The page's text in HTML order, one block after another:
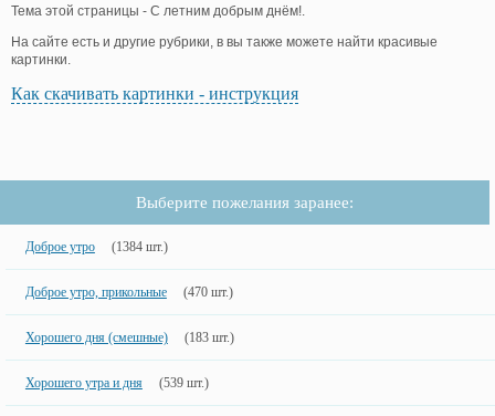
Тема этой страницы - С летним добрым днём!.
На сайте есть и другие рубрики, в вы также можете найти красивые
картинки.
Как скачивать картинки - инструкция
Выберите пожелания заранее:
Доброе утро (1384 шт.)
Доброе утро, прикольные (470 шт.)
Хорошего дня (смешные) (183 шт.)
Хорошего утра и дня (539 шт.)